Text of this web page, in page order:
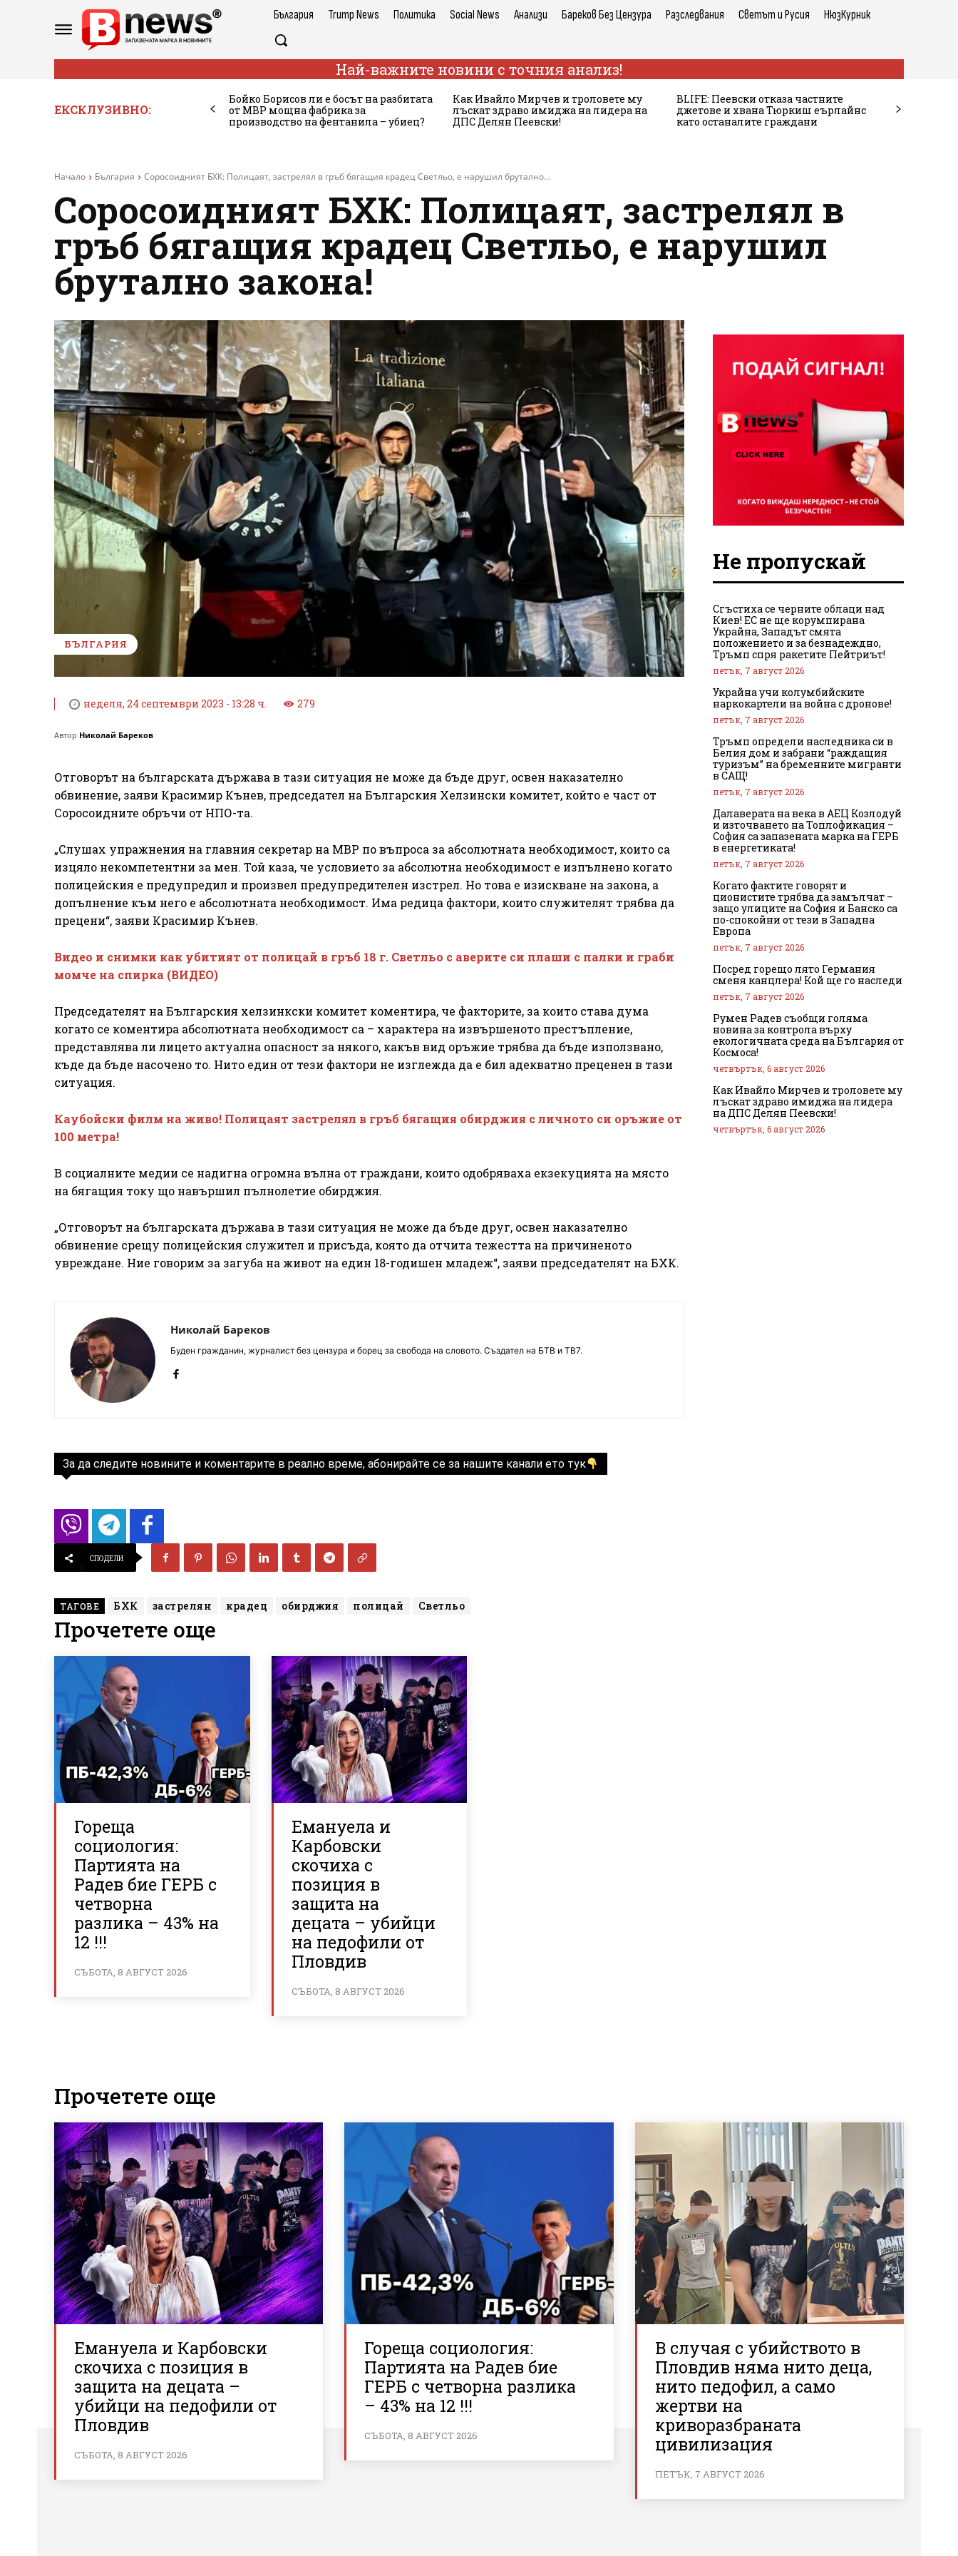
България Trump News Политика Social News Анализи Бареков Без Цензура Разследвания Светът и Русия НюзКурник
Най-важните новини с точния анализ!
ЕКСКЛУЗИВНО:
Бойко Борисов ли е босът на разбитата
от МВР мощна фабрика за
производство на фентанила – убиец?
Как Ивайло Мирчев и троловете му
лъскат здраво имиджа на лидера на
ДПС Делян Пеевски!
BLIFE: Пеевски отказа частните
джетове и хвана Тюркиш еърлайнс
като останалите граждани
Начало България Соросоидният БХК: Полицаят, застрелял в гръб бягащия крадец Светльо, е нарушил брутално...
Соросоидният БХК: Полицаят, застрелял в
гръб бягащия крадец Светльо, е нарушил
брутално закона!
БЪЛГАРИЯ
неделя, 24 септември 2023 - 13:28 ч. 279
Автор Николай Бареков
Отговорът на българската държава в тази ситуация не може да бъде друг, освен наказателно
обвинение, заяви Красимир Кънев, председател на Българския Хелзински комитет, който е част от
Соросоидните обръчи от НПО-та.
„Слушах упражнения на главния секретар на МВР по въпроса за абсолютната необходимост, които са
изцяло некомпетентни за мен. Той каза, че условието за абсолютна необходимост е изпълнено когато
полицейския е предупредил и произвел предупредителен изстрел. Но това е изискване на закона, а
допълнение към него е абсолютната необходимост. Има редица фактори, които служителят трябва да
прецени“, заяви Красимир Кънев.
Видео и снимки как убитият от полицай в гръб 18 г. Светльо с аверите си плаши с палки и граби
момче на спирка (ВИДЕО)
Председателят на Българския хелзинкски комитет коментира, че факторите, за които става дума
когато се коментира абсолютната необходимост са – характера на извършеното престъпление,
представлява ли лицето актуална опасност за някого, какъв вид оръжие трябва да бъде използвано,
къде да бъде насочено то. Нито един от тези фактори не изглежда да е бил адекватно преценен в тази
ситуация.
Каубойски филм на живо! Полицаят застрелял в гръб бягащия обирджия с личното си оръжие от
100 метра!
В социалните медии се надигна огромна вълна от граждани, които одобряваха екзекуцията на място
на бягащия току що навършил пълнолетие обирджия.
„Отговорът на българската държава в тази ситуация не може да бъде друг, освен наказателно
обвинение срещу полицейския служител и присъда, която да отчита тежестта на причиненото
увреждане. Ние говорим за загуба на живот на един 18-годишен младеж“, заяви председателят на БХК.
Николай Бареков
Буден гражданин, журналист без цензура и борец за свобода на словото. Създател на БТВ и ТВ7.
За да следите новините и коментарите в реално време, абонирайте се за нашите канали ето тук
СПОДЕЛИ
ТАГОВЕ БХК застрелян крадец обирджия полицай Светльо
Прочетете още
Гореща
социология:
Партията на
Радев бие ГЕРБ с
четворна
разлика – 43% на
12 !!!
СЪБОТА, 8 АВГУСТ 2026
Емануела и
Карбовски
скочиха с
позиция в
защита на
децата – убийци
на педофили от
Пловдив
СЪБОТА, 8 АВГУСТ 2026
Не пропускай
Сгъстиха се черните облаци над
Киев! ЕС не ще корумпирана
Украйна, Западът смята
положението и за безнадеждно,
Тръмп спря ракетите Пейтриът!
петък, 7 август 2026
Украйна учи колумбийските
наркокартели на война с дронове!
петък, 7 август 2026
Тръмп определи наследника си в
Белия дом и забрани “раждащия
туризъм” на бременните мигранти
в САЩ!
петък, 7 август 2026
Далаверата на века в АЕЦ Козлодуй
и източването на Топлофикация –
София са запазената марка на ГЕРБ
в енергетиката!
петък, 7 август 2026
Когато фактите говорят и
ционистите трябва да замълчат –
защо улиците на София и Банско са
по-спокойни от тези в Западна
Европа
петък, 7 август 2026
Посред горещо лято Германия
сменя канцлера! Кой ще го наследи
петък, 7 август 2026
Румен Радев съобщи голяма
новина за контрола върху
екологичната среда на България от
Космоса!
четвъртък, 6 август 2026
Как Ивайло Мирчев и троловете му
лъскат здраво имиджа на лидера
на ДПС Делян Пеевски!
четвъртък, 6 август 2026
Прочетете още
Емануела и Карбовски
скочиха с позиция в
защита на децата –
убийци на педофили от
Пловдив
СЪБОТА, 8 АВГУСТ 2026
Гореща социология:
Партията на Радев бие
ГЕРБ с четворна разлика
– 43% на 12 !!!
СЪБОТА, 8 АВГУСТ 2026
В случая с убийството в
Пловдив няма нито деца,
нито педофил, а само
жертви на
криворазбраната
цивилизация
ПЕТЪК, 7 АВГУСТ 2026